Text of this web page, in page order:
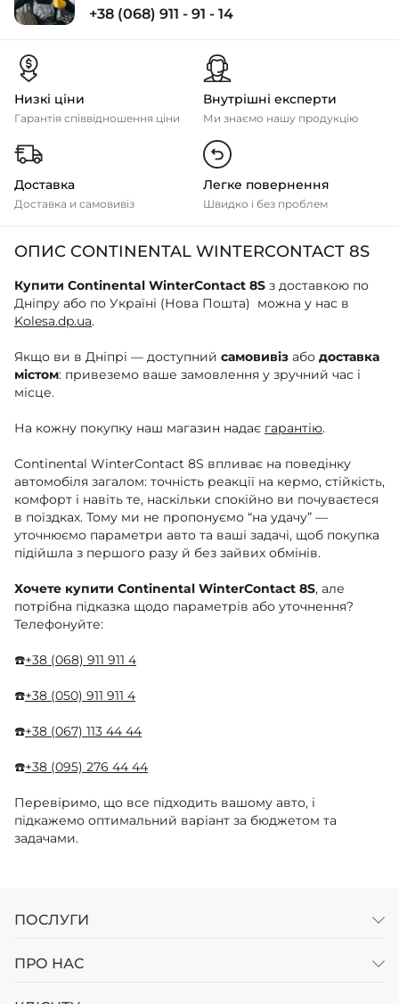
+38 (068) 911 - 91 - 14
Низкі ціни
Гарантія співвідношення ціни
Внутрішні експерти
Ми знаємо нашу продукцію
Доставка
Доставка и самовивіз
Легке повернення
Швидко і без проблем
ОПИС CONTINENTAL WINTERCONTACT 8S
Купити Continental WinterContact 8S з доставкою по
Дніпру або по Україні (Нова Пошта) можна у нас в
Kolesa.dp.ua.
Якщо ви в Дніпрі — доступний самовивіз або доставка
містом: привеземо ваше замовлення у зручний час і
місце.
На кожну покупку наш магазин надає гарантію.
Continental WinterContact 8S впливає на поведінку
автомобіля загалом: точність реакції на кермо, стійкість,
комфорт і навіть те, наскільки спокійно ви почуваєтеся
в поїздках. Тому ми не пропонуємо “на удачу” —
уточнюємо параметри авто та ваші задачі, щоб покупка
підійшла з першого разу й без зайвих обмінів.
Хочете купити Continental WinterContact 8S, але
потрібна підказка щодо параметрів або уточнення?
Телефонуйте:
☎️+38 (068) 911 911 4
☎️+38 (050) 911 911 4
☎️+38 (067) 113 44 44
☎️+38 (095) 276 44 44
Перевіримо, що все підходить вашому авто, і
підкажемо оптимальний варіант за бюджетом та
задачами.
ПОСЛУГИ
ПРО НАС